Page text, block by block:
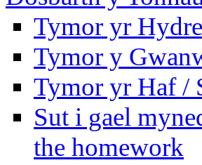
Tymor yr
Tymor y
Tymor yr Haf /
Sut i gael
the homework